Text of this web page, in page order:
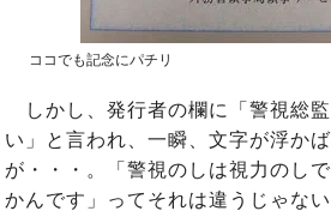
ココでも記念にパチリ
しかし、発行者の欄に「警視総
い」と言われ、一瞬、文字が浮か
が・・・。「警視のしは視力のし
かんです」ってそれは違うじゃな